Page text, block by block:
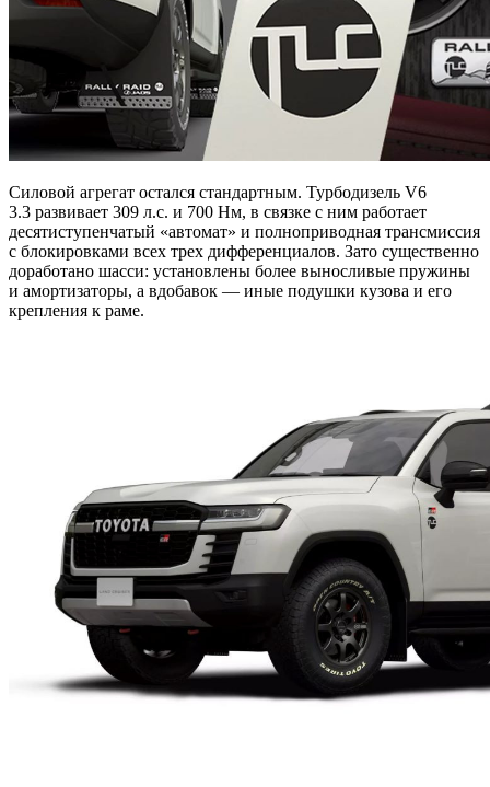
Силовой агрегат остался стандартным. Турбодизель V6
3.3 развивает 309 л.с. и 700 Нм, в связке с ним работает
десятиступенчатый «автомат» и полноприводная трансмиссия
с блокировками всех трех дифференциалов. Зато существенно
доработано шасси: установлены более выносливые пружины
и амортизаторы, а вдобавок — иные подушки кузова и его
крепления к раме.